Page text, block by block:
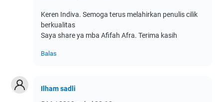
Keren Indiva. Semoga terus melahirkan penulis cilik
berkualitas
Saya share ya mba Afifah Afra. Terima kasih
Balas
Ilham sadli